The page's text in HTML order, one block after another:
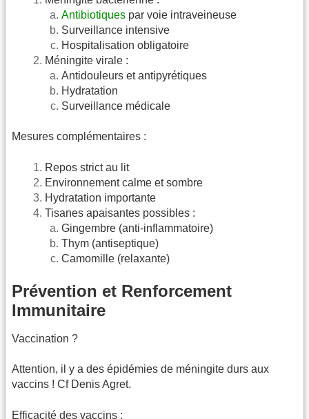
Antibiotiques par voie intraveineuse
Surveillance intensive
Hospitalisation obligatoire
Méningite virale :
Antidouleurs et antipyrétiques
Hydratation
Surveillance médicale
Mesures complémentaires :
Repos strict au lit
Environnement calme et sombre
Hydratation importante
Tisanes apaisantes possibles :
Gingembre (anti-inflammatoire)
Thym (antiseptique)
Camomille (relaxante)
Prévention et Renforcement
Immunitaire
Vaccination ?
Attention, il y a des épidémies de méningite durs aux
vaccins ! Cf Denis Agret.
Efficacité des vaccins :